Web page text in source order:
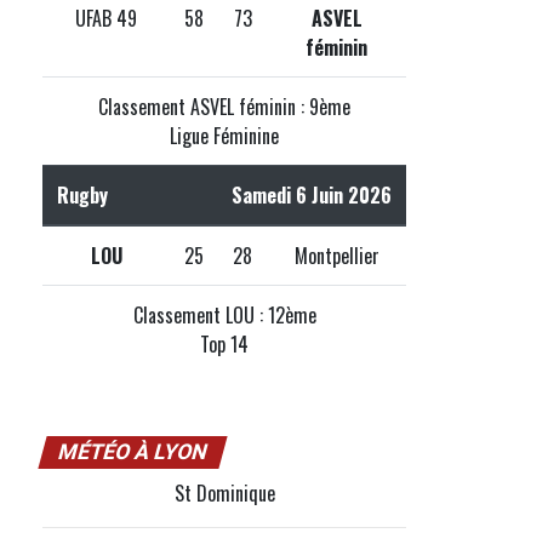
UFAB 49 58 73
ASVEL
féminin
Classement ASVEL féminin : 9ème
Ligue Féminine
Rugby Samedi 6 Juin 2026
LOU 25 28 Montpellier
Classement LOU : 12ème
Top 14
MÉTÉO À LYON
St Dominique